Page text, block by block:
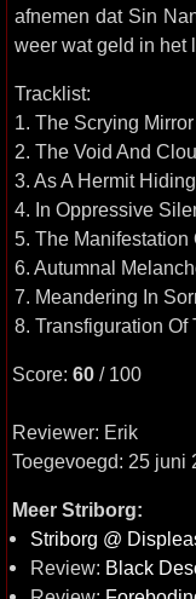
afnemen dat Sin
weer wat geld in het
Tracklist:
1. The Scrying Mirror
2. The Void And
3. As A Hermit
4. In Oppressive
5. The
6. Autumnal
7. Meandering In
8. Transfiguration Of
Score: 60 / 100
Reviewer: Erik
Toegevoegd: 25 juni
Meer Striborg:
Striborg @
Review: Black